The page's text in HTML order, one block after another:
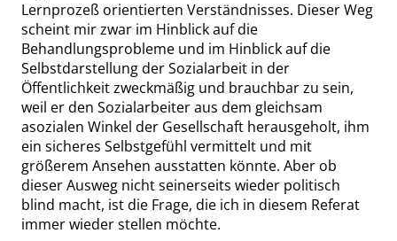
Lernprozeß orientierten Verständnisses. Dieser Weg
scheint mir zwar im Hinblick auf die
Behandlungsprobleme und im Hinblick auf die
Selbstdarstellung der Sozialarbeit in der
Öffentlichkeit zweckmäßig und brauchbar zu sein,
weil er den Sozialarbeiter aus dem gleichsam
asozialen Winkel der Gesellschaft herausgeholt, ihm
ein sicheres Selbstgefühl vermittelt und mit
größerem Ansehen ausstatten könnte. Aber ob
dieser Ausweg nicht seinerseits wieder politisch
blind macht, ist die Frage, die ich in diesem Referat
immer wieder stellen möchte.